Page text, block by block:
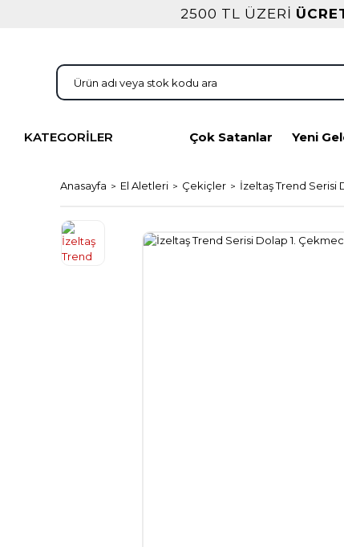
2500 TL ÜZERİ
KATEGORİLER Çok Satanlar Yeni
Anasayfa El Aletleri Çekiçler İzeltaş Trend Serisi